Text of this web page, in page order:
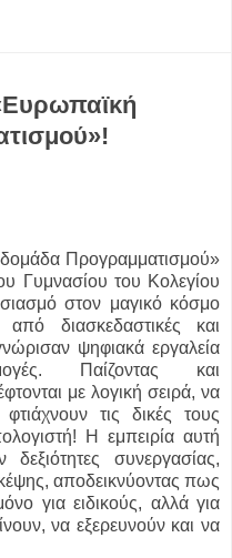
Προγραμματισμού»
Γυμνασίου του Κολεγίου
στον μαγικό κόσμο
διασκεδαστικές και
ψηφιακά εργαλεία
Παίζοντας και
με λογική σειρά, να
τις δικές τους
Η εμπειρία αυτή
συνεργασίας,
αποδεικνύοντας πως
για ειδικούς, αλλά για
να εξερευνούν και να